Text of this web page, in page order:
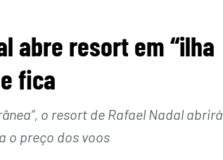
abre resort em “ilha
fica
o resort de Rafael Nadal abrirá
o preço dos voos